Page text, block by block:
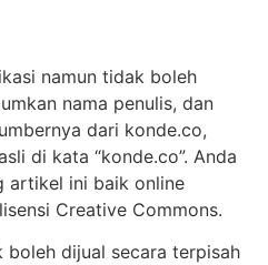
namun tidak boleh
nama penulis, dan
dari konde.co,
di kata “konde.co”. Anda
artikel ini baik online
Creative Commons.
dijual secara terpisah